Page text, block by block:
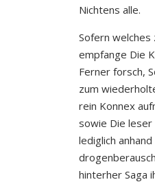
Nichtens alle.
Sofern
empfange Die
Ferner forsch,
zum
rein Konnex
sowie Die
lediglich
hinterher Saga